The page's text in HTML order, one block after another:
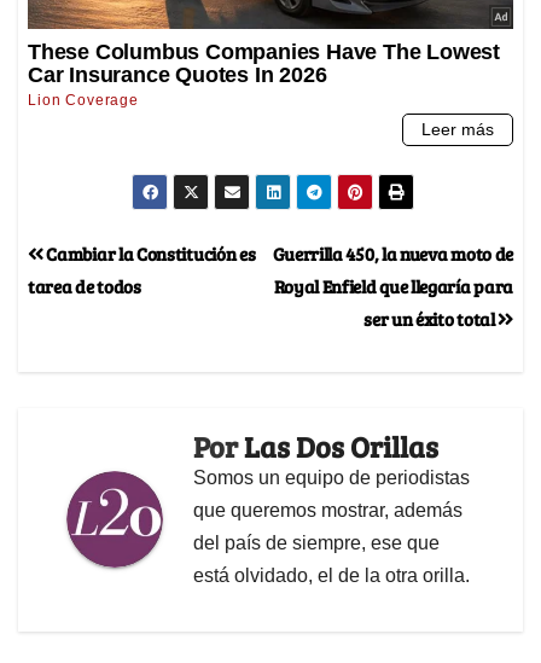
Guerrilla 450, la nueva moto de
Royal Enfield que llegaría para
ser un éxito total
Cambiar la Constitución es
tarea de todos
PorLas Dos Orillas
Somos un equipo de periodistas
que queremos mostrar, además
del país de siempre, ese que
está olvidado, el de la otra orilla.